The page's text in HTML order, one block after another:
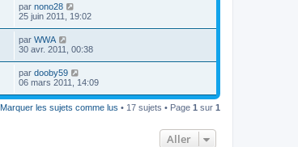
par nono28
25 juin 2011, 19:02
par WWA
30 avr. 2011, 00:38
par dooby59
06 mars 2011, 14:09
Marquer les sujets comme lus • 17 sujets • Page 1 sur 1
Aller